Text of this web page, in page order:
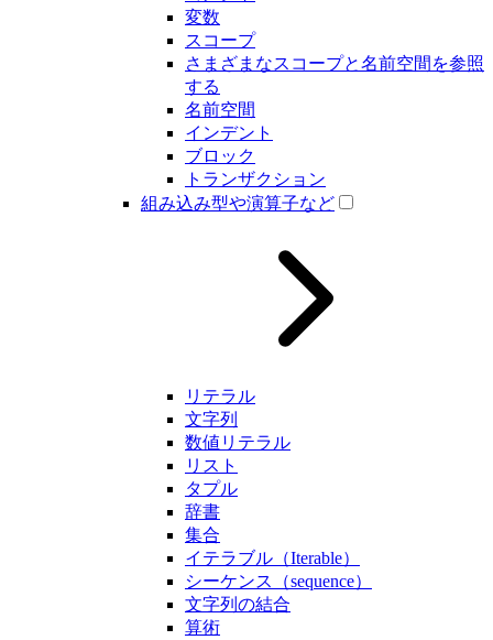
変数
スコープ
さまざまなスコープと名前空間を参照
する
名前空間
インデント
ブロック
トランザクション
組み込み型や演算子など
リテラル
文字列
数値リテラル
リスト
タプル
辞書
集合
イテラブル（Iterable）
シーケンス（sequence）
文字列の結合
算術